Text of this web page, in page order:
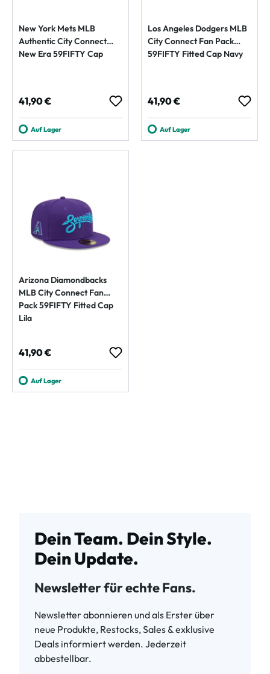
New York Mets MLB
Authentic City Connect
New Era 59FIFTY Cap
Regulärer Preis:
41,90 €
Auf Lager
Los Angeles Dodgers MLB
City Connect Fan Pack
59FIFTY Fitted Cap Navy
Regulärer Preis:
41,90 €
Auf Lager
Arizona Diamondbacks
MLB City Connect Fan
Pack 59FIFTY Fitted Cap
Lila
Regulärer Preis:
41,90 €
Auf Lager
Dein Team. Dein Style.
Dein Update.
Newsletter für echte Fans.
Newsletter abonnieren und als Erster über
neue Produkte, Restocks, Sales & exklusive
Deals informiert werden. Jederzeit
abbestellbar.